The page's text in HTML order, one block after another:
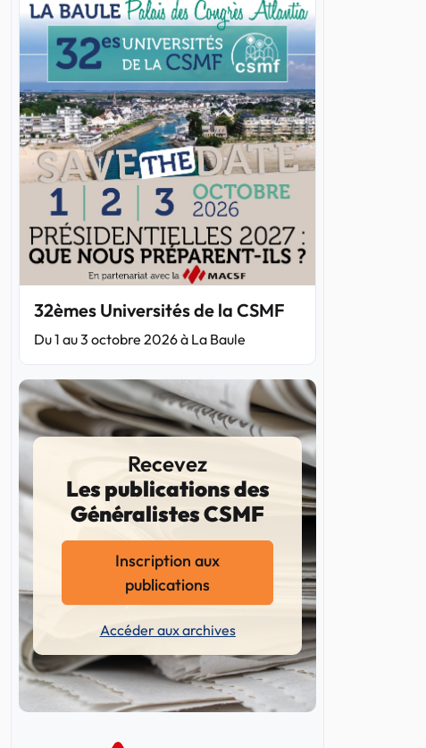
32èmes Universités de la CSMF
Du 1 au 3 octobre 2026 à La Baule
Recevez
Les publications des
Généralistes CSMF
Inscription aux
publications
Accéder aux archives